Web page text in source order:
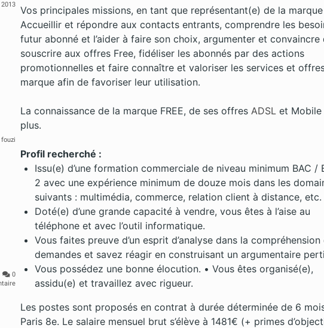
2013
fouzi
0
Vos principales missions, en tant que représentant(e) de la
Accueillir et répondre aux contacts entrants, comprendre les
futur abonné et l’aider à faire son choix, argumenter et convaincre
souscrire aux offres Free, fidéliser les abonnés par des actions
promotionnelles et faire connaître et valoriser les services et
marque afin de favoriser leur utilisation.
La connaissance de la marque FREE, de ses offres ADSL et Mobile
plus.
Profil recherché :
Issu(e) d’une formation commerciale de niveau minimum BAC /
2 avec une expérience minimum de douze mois dans les
suivants : multimédia, commerce, relation client à distance, etc.
Doté(e) d’une grande capacité à vendre, vous êtes à l’aise au
téléphone et avec l’outil informatique.
Vous faites preuve d’un esprit d’analyse dans la compréhension
demandes et savez réagir en construisant un argumentaire
Vous possédez une bonne élocution. • Vous êtes organisé(e),
assidu(e) et travaillez avec rigueur.
Les postes sont proposés en contrat à durée déterminée de 6
Paris 8e. Le salaire mensuel brut s’élève à 1481€ (+ primes